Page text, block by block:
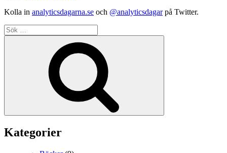
Kolla in analyticsdagarna.se och @analyticsdagarpå Twitter.
Sök
efter:
Kategorier